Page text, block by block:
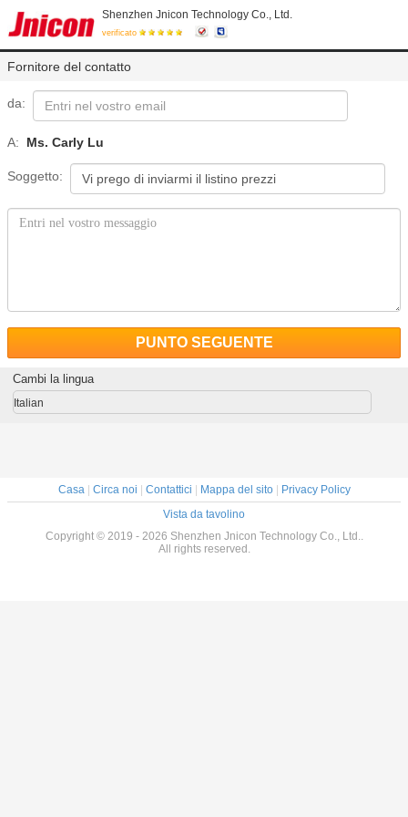
Shenzhen Jnicon Technology Co., Ltd.
verificato
Fornitore del contatto
da:
A: Ms. Carly Lu
Soggetto:
PUNTO SEGUENTE
Cambi la lingua
Italian
Casa| Circa noi Contattici Mappa del sito|
Privacy Policy
Vista da tavolino
Copyright © 2019 - 2026 Shenzhen Jnicon Technology Co., Ltd..
All rights reserved.